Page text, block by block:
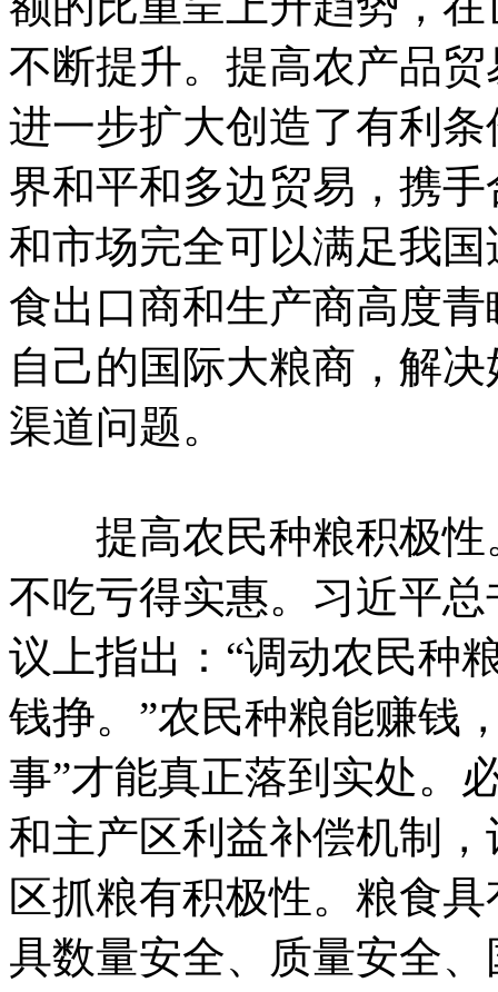
不断提升。提高农产品
进一步扩大创造了有利
界和平和多边贸易，携
和市场完全可以满足我
食出口商和生产商高度
自己的国际大粮商，解
渠道问题。
提高农民种粮积极性
不吃亏得实惠。习近平
议上指出：“调动农民种
钱挣。”农民种粮能赚钱
事”才能真正落到实处。
和主产区利益补偿机制
区抓粮有积极性。粮食
具数量安全、质量安全